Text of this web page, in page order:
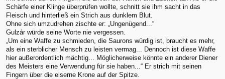
Schärfe einer Klinge überprüfen wollte, schnitt sie ihm sacht in das
Fleisch und hinterließ ein Strich aus dunklem Blut.
Ohne sich umzudrehen zischte er: „Ungenügend...“
Gulzár würde seine Worte nie vergessen.
„Um eine Waffe zu schmieden, die Saurons würdig ist, braucht es mehr,
als ein sterblicher Mensch zu leisten vermag... Dennoch ist diese Waffe
hier außerordentlich mächtig... Möglicherweise könnte ein anderer Diener
des Meisters eine Verwendung für sie haben...“ Er strich mit seinen
Fingern über die eiserne Krone auf der Spitze.